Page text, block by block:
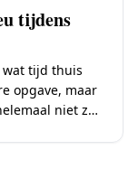
tijdens
wat tijd thuis
opgave, maar
niet zo